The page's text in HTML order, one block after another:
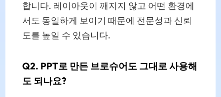
합니다. 레이아웃이 깨지지 않고 어떤 환경에
서도 동일하게 보이기 때문에 전문성과 신뢰
도를 높일 수 있습니다.
Q2. PPT로 만든 브로슈어도 그대로 사용해
도 되나요?